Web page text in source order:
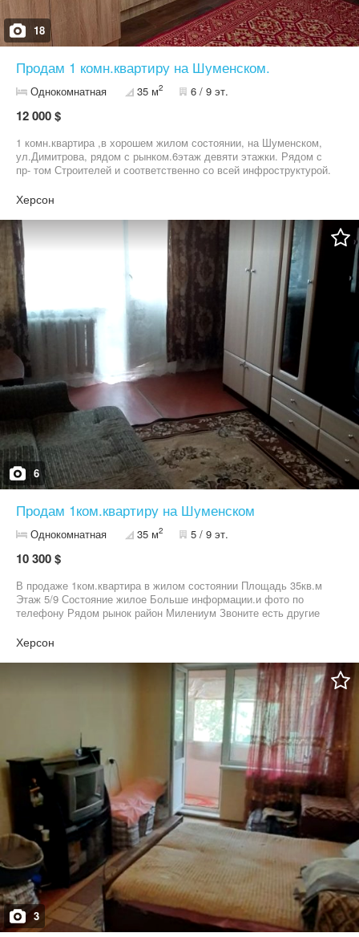
18
Продам 1 комн.квартиру на Шуменском.
Однокомнатная 35 м2 6 / 9 эт.
12 000 $
1 комн.квартира ,в хорошем жилом состоянии, на Шуменском,
ул.Димитрова, рядом с рынком.6этаж девяти этажки. Рядом с
пр- том Строителей и соответственно со всей инфроструктурой.
В жилом состоянии. Лифт работает.
Херсон
6
Продам 1ком.квартиру на Шуменском
Однокомнатная 35 м2 5 / 9 эт.
10 300 $
В продаже 1ком.квартира в жилом состоянии Площадь 35кв.м
Этаж 5/9 Состояние жилое Больше информации.и фото по
телефону Рядом рынок район Милениум Звоните есть другие
Херсон
3